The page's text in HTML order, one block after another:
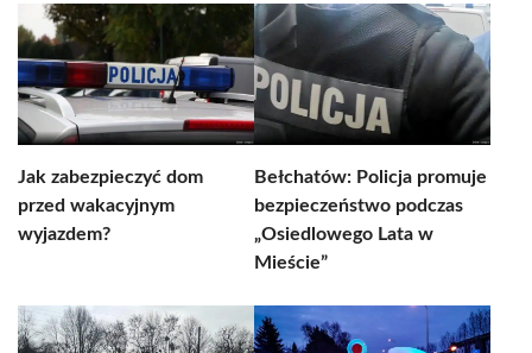
Jak zabezpieczyć dom
przed wakacyjnym
wyjazdem?
Bełchatów: Policja promuje
bezpieczeństwo podczas
„Osiedlowego Lata w
Mieście”